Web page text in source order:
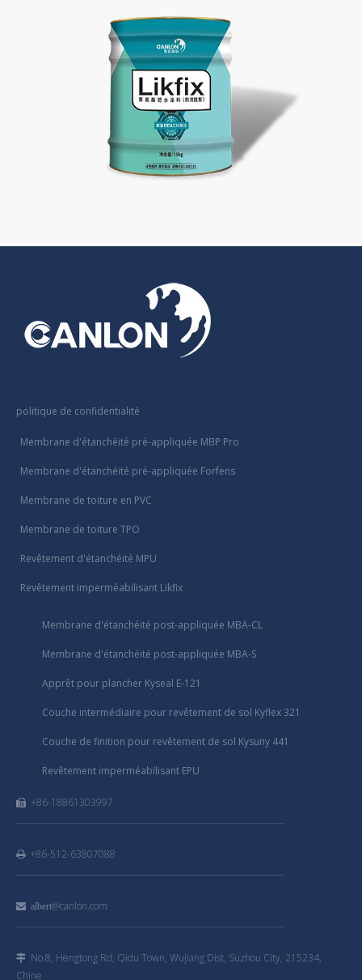
politique de confidentialité
Membrane d'étanchéité pré-appliquée MBP Pro
Membrane d'étanchéité pré-appliquée Forfens
Membrane de toiture en PVC
Membrane de toiture TPO
Revêtement d'étanchéité MPU
Revêtement imperméabilisant Likfix
Membrane d'étanchéité post-appliquée MBA-CL
Membrane d'étanchéité post-appliquée MBA-S
Apprêt pour plancher Kyseal E-121
Couche intermédiaire pour revêtement de sol Kyflex 321
Couche de finition pour revêtement de sol Kysuny 441
Revêtement imperméabilisant EPU
 +86-18861303997
+86-512-63807088
 albert@canlon.com
 No.8, Hengtong Rd, Qidu Town, Wujiang Dist, Suzhou City, 215234,
Chine